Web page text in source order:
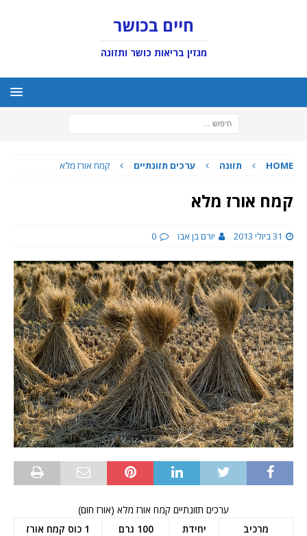
חיים בכושר
מגזין בריאות כושר ותזונה
HOME תזונה ערכים תזונתיים קמח אורז מלא
קמח אורז מלא
31 ביולי 2013 יורם בן אבו 0
ערכים תזונתיים קמח אורז מלא (אורז חום)
מרכיב
יחידת
100 גרם
1 כוס קמח אורז